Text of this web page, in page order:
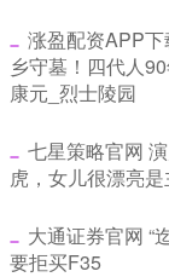
涨盈配资APP下
乡守墓！四代人
康元_烈士陵园
七星策略官网
虎，女儿很漂亮是
大通证券官网 “
要拒买F35